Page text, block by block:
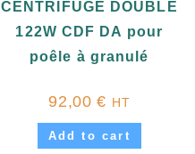
CENTRIFUGE DOUBLE
122W CDF DA pour
poêle à granulé
92,00€ HT
Add to cart